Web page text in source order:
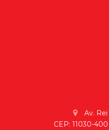
Av.
CEP: 11030-